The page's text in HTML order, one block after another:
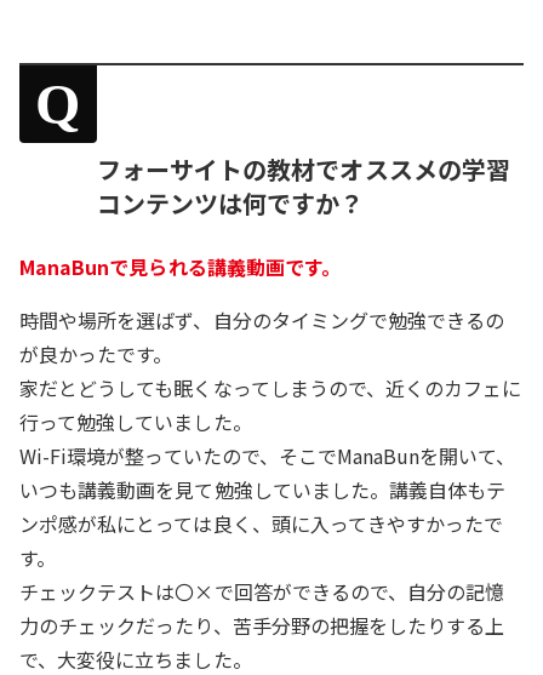
Q
フォーサイトの教材でオススメの学習
コンテンツは何ですか？
ManaBunで見られる講義動画です。
時間や場所を選ばず、自分のタイミングで勉強できるの
が良かったです。
家だとどうしても眠くなってしまうので、近くのカフェに
行って勉強していました。
Wi-Fi環境が整っていたので、そこでManaBunを開いて、
いつも講義動画を見て勉強していました。講義自体もテ
ンポ感が私にとっては良く、頭に入ってきやすかったで
す。
チェックテストは〇×で回答ができるので、自分の記憶
力のチェックだったり、苦手分野の把握をしたりする上
で、大変役に立ちました。